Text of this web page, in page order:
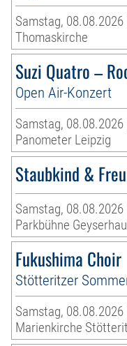
Samstag, 08.08.2026
Thomaskirche
Suzi Quatro –
Open Air-Konzert
Samstag, 08.08.2026
Panometer Leipzig
Staubkind &
Samstag, 08.08.2026
Parkbühne
Fukushima Choir
Stötteritzer
Samstag, 08.08.2026
Marienkirche